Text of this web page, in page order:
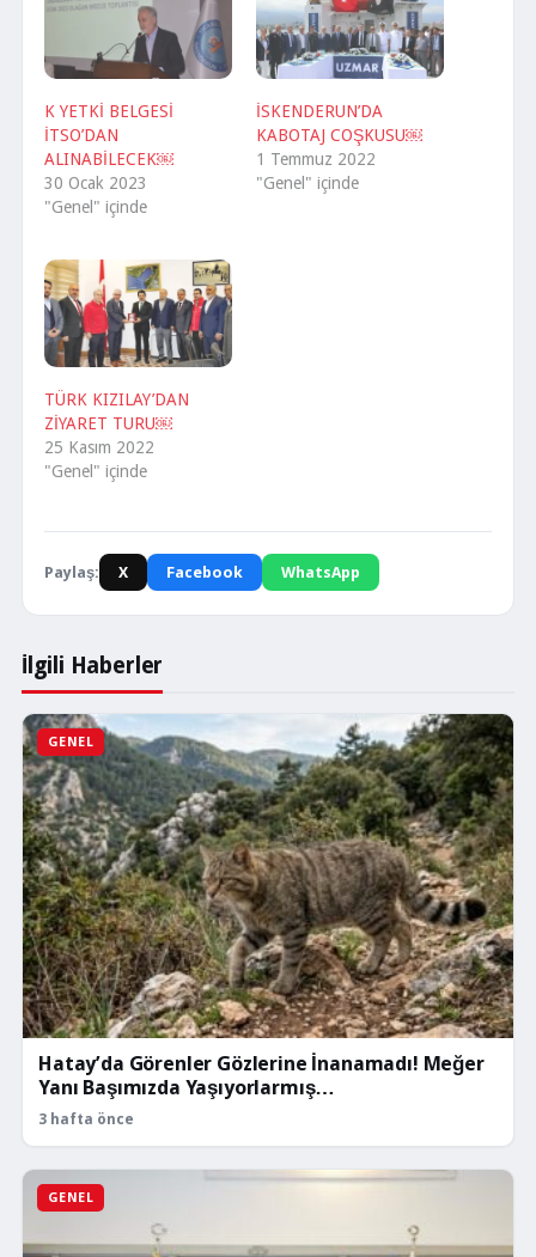
K YETKİ BELGESİ
İTSO’DAN
ALINABİLECEK￼
30 Ocak 2023
"Genel" içinde
İSKENDERUN’DA
KABOTAJ COŞKUSU￼
1 Temmuz 2022
"Genel" içinde
TÜRK KIZILAY’DAN
ZİYARET TURU￼
25 Kasım 2022
"Genel" içinde
Paylaş: X Facebook WhatsApp
İlgili Haberler
GENEL
Hatay’da Görenler Gözlerine İnanamadı! Meğer
Yanı Başımızda Yaşıyorlarmış…
3 hafta önce
GENEL